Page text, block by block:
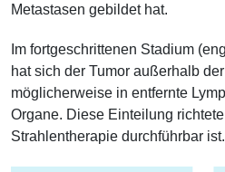
Metastasen gebildet hat.
Im fortgeschrittenen Stadium
hat sich der Tumor außerhalb
möglicherweise in entfernte
Organe. Diese Einteilung
Strahlentherapie durchführbar ist.